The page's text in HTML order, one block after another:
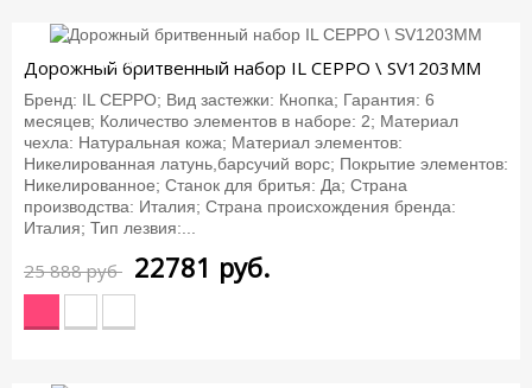
Дорожный бритвенный набор IL CEPPO \ SV1203MM
Бренд: IL CEPPO; Вид застежки: Кнопка; Гарантия: 6
месяцев; Количество элементов в наборе: 2; Материал
чехла: Натуральная кожа; Материал элементов:
Никелированная латунь,барсучий ворс; Покрытие элементов:
Никелированное; Станок для бритья: Да; Страна
производства: Италия; Страна происхождения бренда:
Италия; Тип лезвия:...
25 888 руб
-12%
22781 руб.